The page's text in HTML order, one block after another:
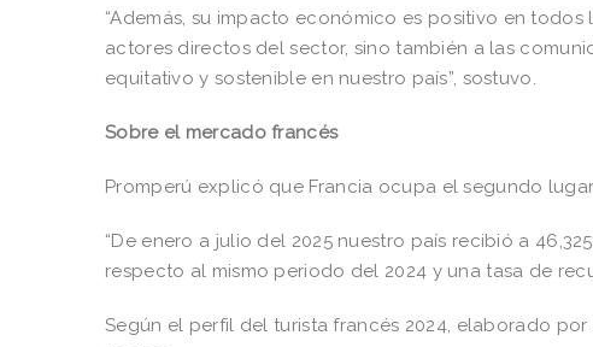
“Además, su impacto económico es positivo en
actores directos del sector, sino también a las
equitativo y sostenible en nuestro país”, sostuvo.
Sobre el mercado francés
Promperú explicó que Francia ocupa el segundo
“De enero a julio del 2025 nuestro país recibió a
respecto al mismo periodo del 2024 y una tasa de
Según el perfil del turista francés 2024, elaborado